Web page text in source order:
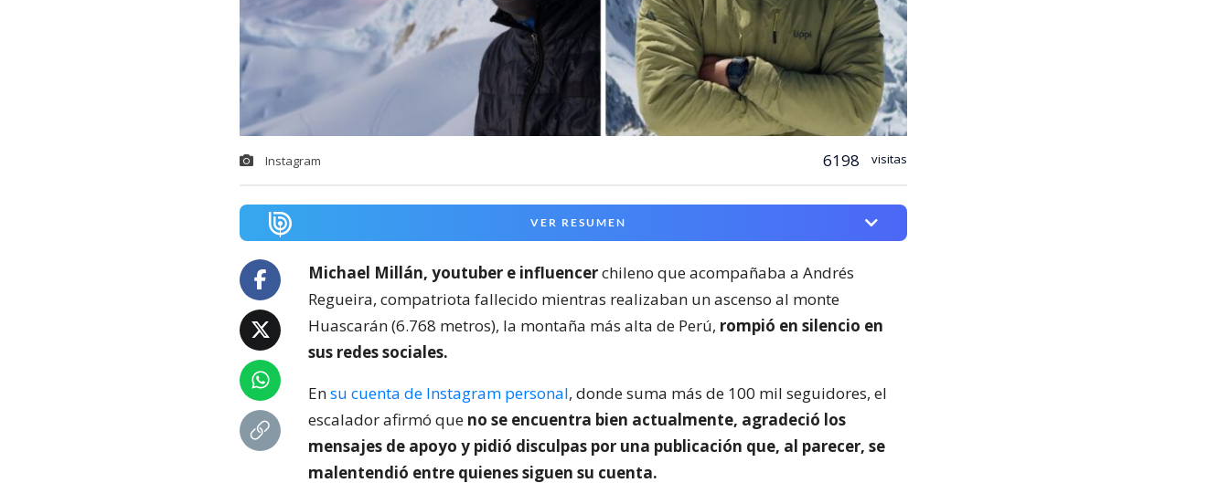
Instagram 6198 visitas
VER RESUMEN
Michael Millán, youtuber e influencerchileno que acompañaba a Andrés
Regueira, compatriota fallecido mientras realizaban un ascenso al monte
Huascarán (6.768 metros), la montaña más alta de Perú, rompió en silencio en
sus redes sociales.
Ensu cuenta de Instagram personal, donde suma más de 100 mil seguidores, el
escalador afirmó que no se encuentra bien actualmente, agradeció los
mensajes de apoyo y pidió disculpas por una publicación que, al parecer, se
malentendió entre quienes siguen su cuenta.